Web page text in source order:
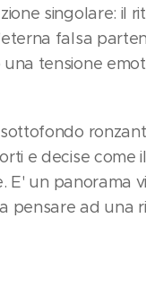
singolare: il
falsa
tensione
e decise come
E' un panorama
pensare ad una